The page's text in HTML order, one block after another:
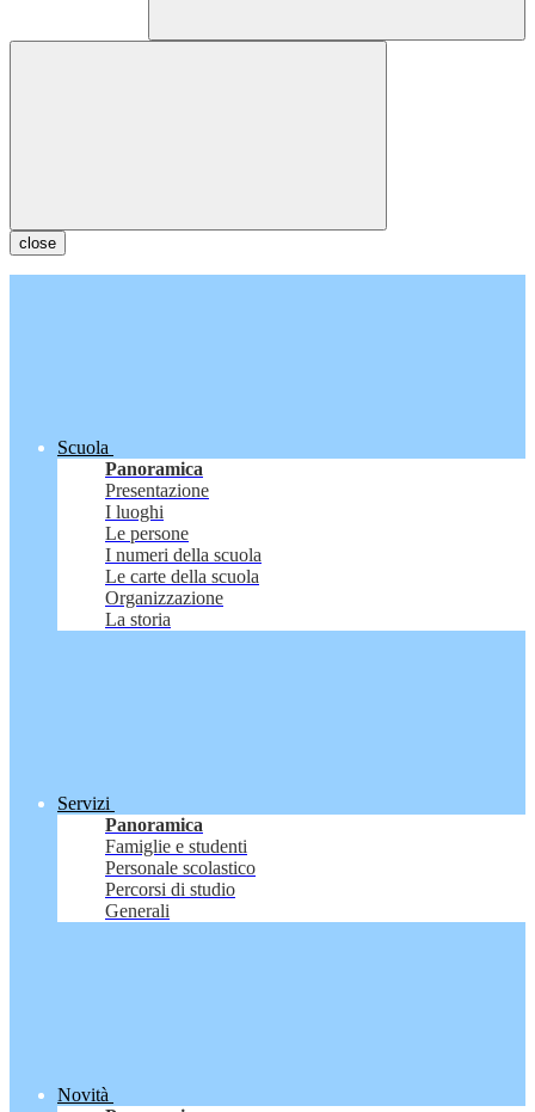
close
Scuola
Panoramica
Presentazione
I luoghi
Le persone
I numeri della scuola
Le carte della scuola
Organizzazione
La storia
Servizi
Panoramica
Famiglie e studenti
Personale scolastico
Percorsi di studio
Generali
Novità